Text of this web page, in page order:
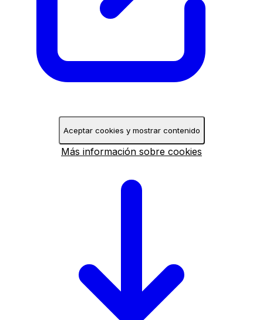
Aceptar cookies y mostrar contenido
Más información sobre cookies